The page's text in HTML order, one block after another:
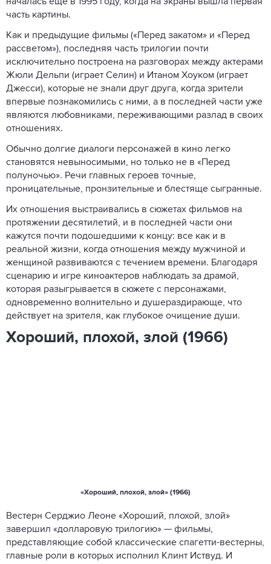
часть картины.
Как и предыдущие фильмы («Перед закатом» и «Перед
рассветом»), последняя часть трилогии почти
исключительно построена на разговорах между актерами
Жюли Дельпи (играет Селин) и Итаном Хоуком (играет
Джесси), которые не знали друг друга, когда зрители
впервые познакомились с ними, а в последней части уже
являются любовниками, переживающими разлад в своих
отношениях.
Обычно долгие диалоги персонажей в кино легко
становятся невыносимыми, но только не в «Перед
полуночью». Речи главных героев точные,
проницательные, пронзительные и блестяще сыгранные.
Их отношения выстраивались в сюжетах фильмов на
протяжении десятилетий, и в последней части они
кажутся почти подошедшими к концу: все как и в
реальной жизни, когда отношения между мужчиной и
женщиной развиваются с течением времени. Благодаря
сценарию и игре киноактеров наблюдать за драмой,
которая разыгрывается в сюжете с персонажами,
одновременно волнительно и душераздирающе, что
действует на зрителя, как глубокое очищение души.
Хороший, плохой, злой (1966)
«Хороший, плохой, злой» (1966)
Вестерн Серджио Леоне «Хороший, плохой, злой»
завершил «долларовую трилогию» — фильмы,
представляющие собой классические спагетти-вестерны,
главные роли в которых исполнил Клинт Иствуд. И